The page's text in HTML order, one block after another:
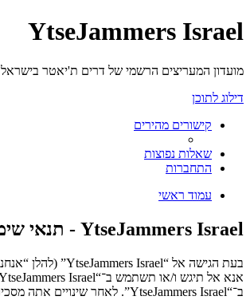
YtseJammers Israel
מועדון המעריצים הרשמי של דרים ת'יאטר בישראל
דילוג לתוכן
קישורים מהירים
שאלות נפוצות
התחברות
עמוד ראשי
YtseJammers Israel - תנאי שימוש
ב־“YtseJammers Israel”. לאחר שינויים אתה מסכים לציית לתנאים אלו כאשר הם מעודכנים ו/או מתוקנים.